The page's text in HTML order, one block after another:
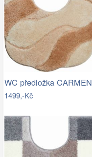
WC předložka CARMEN
1499,-Kč